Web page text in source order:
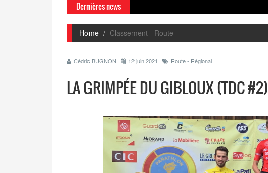
Dernières news
Home Classement - Route
Cédric BUGNON 12 juin 2021 Route - Régional
LA GRIMPÉE DU GIBLOUX (TDC #2)